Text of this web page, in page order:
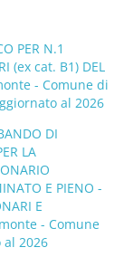
PER N.1
(ex cat. B1) DEL
- Comune di
al 2026
DI
LA
E PIENO -
E
- Comune
2026